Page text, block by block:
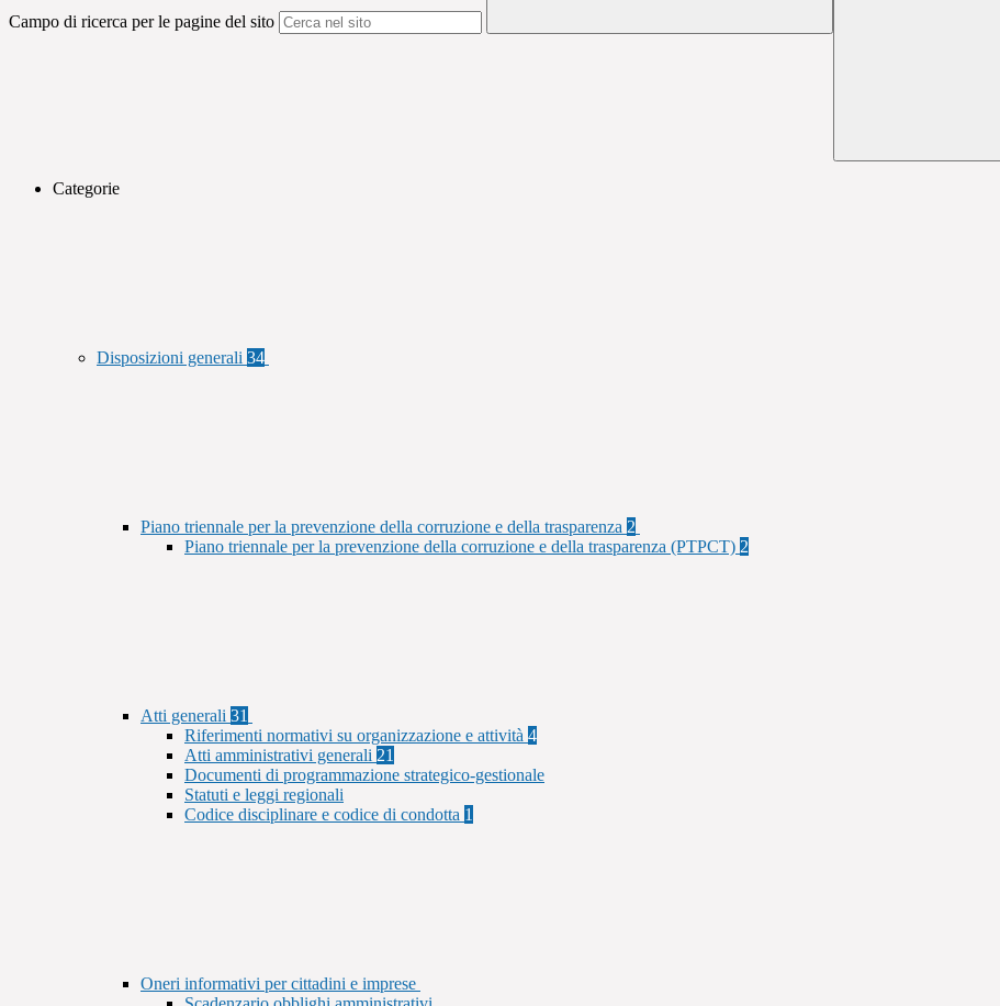
Campo di ricerca per le pagine del sito
Categorie
Disposizioni generali 34
Piano triennale per la prevenzione della corruzione e della trasparenza 2
Piano triennale per la prevenzione della corruzione e della trasparenza (PTPCT) 2
Atti generali 31
Riferimenti normativi su organizzazione e attività 4
Atti amministrativi generali 21
Documenti di programmazione strategico-gestionale
Statuti e leggi regionali
Codice disciplinare e codice di condotta 1
Oneri informativi per cittadini e imprese